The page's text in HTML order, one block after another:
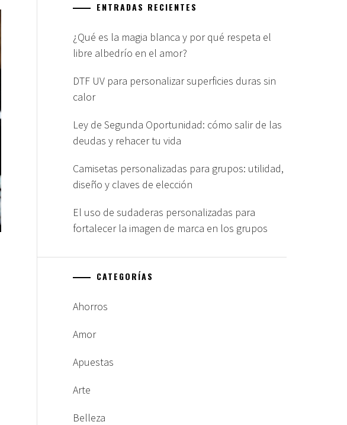
ENTRADAS RECIENTES
¿Qué es la magia blanca y por qué respeta el
libre albedrío en el amor?
DTF UV para personalizar superficies duras sin
calor
Ley de Segunda Oportunidad: cómo salir de las
deudas y rehacer tu vida
Camisetas personalizadas para grupos: utilidad,
diseño y claves de elección
El uso de sudaderas personalizadas para
fortalecer la imagen de marca en los grupos
CATEGORÍAS
Ahorros
Amor
Apuestas
Arte
Belleza